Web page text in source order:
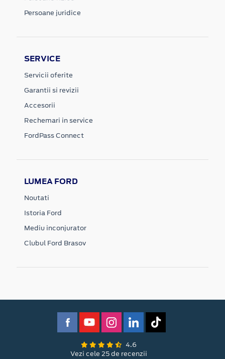
Persoane juridice
SERVICE
Servicii oferite
Garantii si revizii
Accesorii
Rechemari in service
FordPass Connect
LUMEA FORD
Noutati
Istoria Ford
Mediu inconjurator
Clubul Ford Brasov
4.6
Vezi cele 25 de recenzii